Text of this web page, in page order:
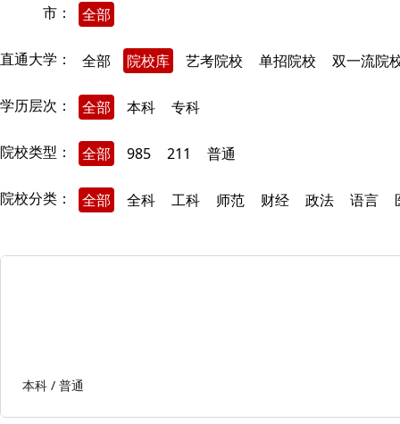
市： 全部
直通大学： 全部 院校库 艺考院校 单招院校 双一流院
学历层次： 全部 本科 专科
院校类型： 全部 985 211 普通
院校分类： 全部 全科 工科 师范 财经 政法 语言
本科 / 普通